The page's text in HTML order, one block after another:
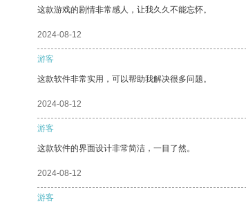
这款游戏的剧情非常感人，让我久久不能忘怀。
2024-08-12
游客
这款软件非常实用，可以帮助我解决很多问题。
2024-08-12
游客
这款软件的界面设计非常简洁，一目了然。
2024-08-12
游客